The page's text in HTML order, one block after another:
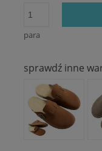
para
sprawdź inne